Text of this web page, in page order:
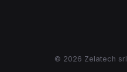
© 2026 Zelatech srl